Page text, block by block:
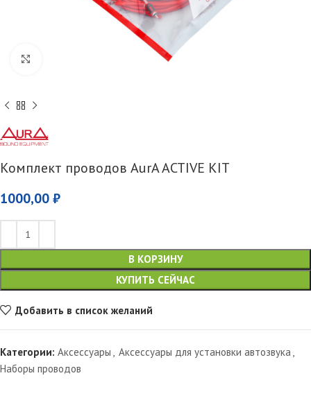
Комплект проводов AurA ACTIVE KIT
1000,00 ₽
В КОРЗИНУ
КУПИТЬ СЕЙЧАС
Добавить в список желаний
Категории: Аксессуары , Аксессуары для установки автозвука ,
Наборы проводов